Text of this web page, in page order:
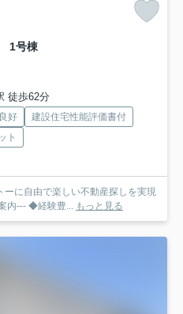
1号棟
徒歩62分
好
建設住宅性能評価書付
ト
ーに自由で楽しい不動産探しを実現
内--- ◆経験豊... もっと見る